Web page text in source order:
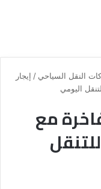
النقل السياحي / إيجار
اليومي
مع